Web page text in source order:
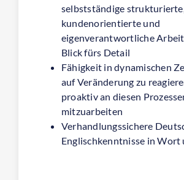
selbstständige
kundenorientierte und
eigenverantwortliche
Blick fürs Detail
Fähigkeit in dynamischen
auf Veränderung zu
proaktiv an diesen
mitzuarbeiten
Verhandlungssichere
Englischkenntnisse in Wort